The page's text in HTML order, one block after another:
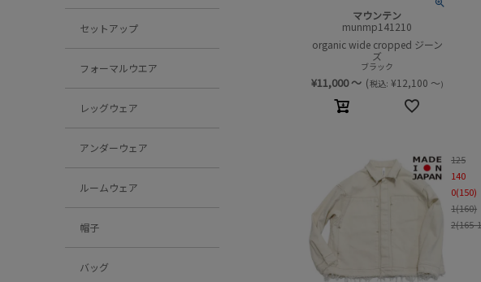
セットアップ
フォーマルウエア
レッグウェア
アンダーウェア
ルームウェア
帽子
バッグ
マウンテン
munmp141210
organic wide cropped ジーン
ズ
ブラック
¥11,000～ (税込: ¥12,100 ～)
125
140
0(150)
1(160)
2(165-